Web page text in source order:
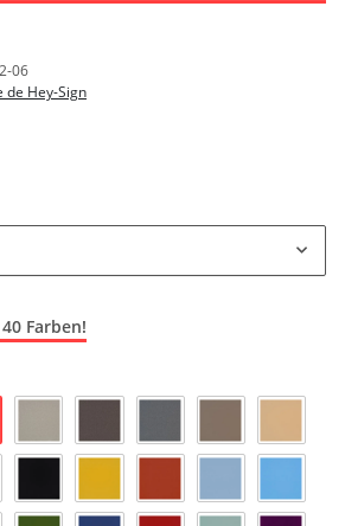
06
de Hey-Sign
Farben!
0306
Mèches claires 07
Poivre 47Anthracite 01
Taupe 35
tourterelle 17
Noir 02Curry 23Fer 66 Bleu pastel 19
Ciel 33